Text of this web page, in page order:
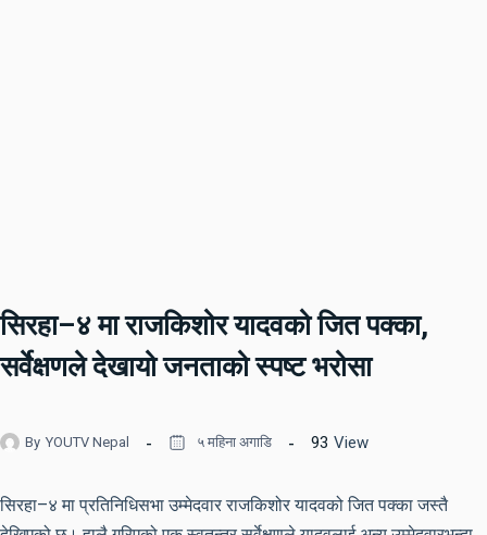
सिरहा–४ मा राजकिशोर यादवको जित पक्का,
सर्वेक्षणले देखायो जनताको स्पष्ट भरोसा
By YOUTV Nepal ५ महिना अगाडि 93 View
सिरहा–४ मा प्रतिनिधिसभा उम्मेदवार राजकिशोर यादवको जित पक्का जस्तै